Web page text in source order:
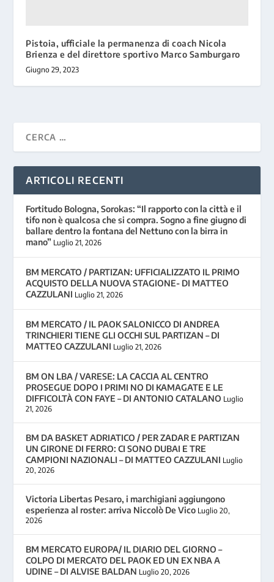
Pistoia, ufficiale la permanenza di coach Nicola
Brienza e del direttore sportivo Marco Samburgaro
Giugno 29, 2023
ARTICOLI RECENTI
Fortitudo Bologna, Sorokas: “Il rapporto con la città e il
tifo non è qualcosa che si compra. Sogno a fine giugno di
ballare dentro la fontana del Nettuno con la birra in
mano” Luglio 21, 2026
BM MERCATO / PARTIZAN: UFFICIALIZZATO IL PRIMO
ACQUISTO DELLA NUOVA STAGIONE- DI MATTEO
CAZZULANI Luglio 21, 2026
BM MERCATO / IL PAOK SALONICCO DI ANDREA
TRINCHIERI TIENE GLI OCCHI SUL PARTIZAN – DI
MATTEO CAZZULANI Luglio 21, 2026
BM ON LBA / VARESE: LA CACCIA AL CENTRO
PROSEGUE DOPO I PRIMI NO DI KAMAGATE E LE
DIFFICOLTÀ CON FAYE – DI ANTONIO CATALANO Luglio
21, 2026
BM DA BASKET ADRIATICO / PER ZADAR E PARTIZAN
UN GIRONE DI FERRO: CI SONO DUBAI E TRE
CAMPIONI NAZIONALI – DI MATTEO CAZZULANI Luglio
20, 2026
Victoria Libertas Pesaro, i marchigiani aggiungono
esperienza al roster: arriva Niccolò De Vico Luglio 20,
2026
BM MERCATO EUROPA/ IL DIARIO DEL GIORNO –
COLPO DI MERCATO DEL PAOK ED UN EX NBA A
UDINE – DI ALVISE BALDAN Luglio 20, 2026